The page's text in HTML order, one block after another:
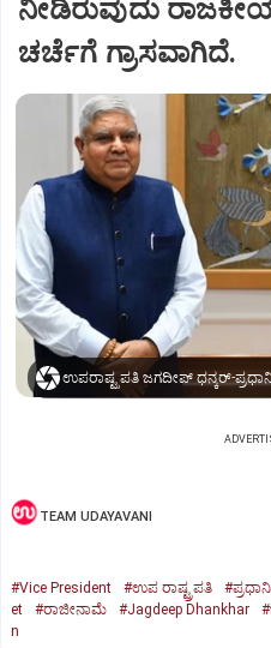
ನೀಡಿರುವುದು
ಚರ್ಚೆಗೆ ಗ್ರಾಸವಾಗಿದೆ.
TEAM UDAYAVANI
#Vice President #ಉಪ ರಾಷ್ಟ್ರಪತಿ
et
#ರಾಜೀನಾಮೆ #Jagdeep Dhankhar
n